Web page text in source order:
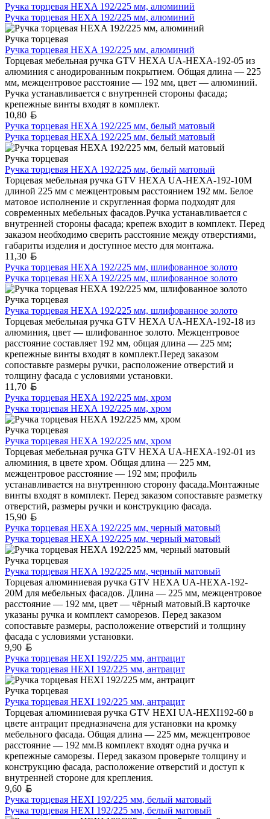
Ручка торцевая HEXA 192/225 мм, алюминий
Ручка торцевая HEXA 192/225 мм, алюминий
Ручка торцевая
Ручка торцевая HEXA 192/225 мм, алюминий
Торцевая мебельная ручка GTV HEXA UA-HEXA-192-05 из
алюминия с анодированным покрытием. Общая длина — 225
мм, межцентровое расстояние — 192 мм, цвет — алюминий.
Ручка устанавливается с внутренней стороны фасада;
крепежные винты входят в комплект.
10,80
Ручка торцевая HEXA 192/225 мм, белый матовый
Ручка торцевая HEXA 192/225 мм, белый матовый
Ручка торцевая
Ручка торцевая HEXA 192/225 мм, белый матовый
Торцевая мебельная ручка GTV HEXA UA-HEXA-192-10M
длиной 225 мм с межцентровым расстоянием 192 мм. Белое
матовое исполнение и скругленная форма подходят для
современных мебельных фасадов.Ручка устанавливается с
внутренней стороны фасада; крепеж входит в комплект. Перед
заказом необходимо сверить расстояние между отверстиями,
габариты изделия и доступное место для монтажа.
11,30
Ручка торцевая HEXA 192/225 мм, шлифованное золото
Ручка торцевая HEXA 192/225 мм, шлифованное золото
Ручка торцевая
Ручка торцевая HEXA 192/225 мм, шлифованное золото
Торцевая мебельная ручка GTV HEXA UA-HEXA-192-18 из
алюминия, цвет — шлифованное золото. Межцентровое
расстояние составляет 192 мм, общая длина — 225 мм;
крепежные винты входят в комплект.Перед заказом
сопоставьте размеры ручки, расположение отверстий и
толщину фасада с условиями установки.
11,70
Ручка торцевая HEXA 192/225 мм, хром
Ручка торцевая HEXA 192/225 мм, хром
Ручка торцевая
Ручка торцевая HEXA 192/225 мм, хром
Торцевая мебельная ручка GTV HEXA UA-HEXA-192-01 из
алюминия, в цвете хром. Общая длина — 225 мм,
межцентровое расстояние — 192 мм; профиль
устанавливается на внутреннюю сторону фасада.Монтажные
винты входят в комплект. Перед заказом сопоставьте разметку
отверстий, размеры ручки и конструкцию фасада.
15,90
Ручка торцевая HEXA 192/225 мм, черный матовый
Ручка торцевая HEXA 192/225 мм, черный матовый
Ручка торцевая
Ручка торцевая HEXA 192/225 мм, черный матовый
Торцевая алюминиевая ручка GTV HEXA UA-HEXA-192-
20M для мебельных фасадов. Длина — 225 мм, межцентровое
расстояние — 192 мм, цвет — чёрный матовый.В карточке
указаны ручка и комплект саморезов. Перед заказом
сопоставьте размеры, расположение отверстий и толщину
фасада с условиями установки.
9,90
Ручка торцевая HEXI 192/225 мм, антрацит
Ручка торцевая HEXI 192/225 мм, антрацит
Ручка торцевая
Ручка торцевая HEXI 192/225 мм, антрацит
Торцевая алюминиевая ручка GTV HEXI UA-HEXI192-60 в
цвете антрацит предназначена для установки на кромку
мебельного фасада. Общая длина — 225 мм, межцентровое
расстояние — 192 мм.В комплект входят одна ручка и
крепежные саморезы. Перед заказом проверьте толщину и
конструкцию фасада, расположение отверстий и доступ к
внутренней стороне для крепления.
9,60
Ручка торцевая HEXI 192/225 мм, белый матовый
Ручка торцевая HEXI 192/225 мм, белый матовый